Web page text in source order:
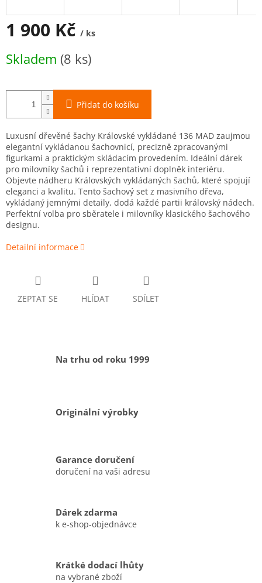
1 900 Kč / ks
cena:
Skladem (8 ks)
Přidat do košíku
Luxusní dřevěné šachy Královské vykládané 136 MAD zaujmou
elegantní vykládanou šachovnicí, precizně zpracovanými
figurkami a praktickým skládacím provedením. Ideální dárek
pro milovníky šachů i reprezentativní doplněk interiéru.
Objevte nádheru Královských vykládaných šachů, které spojují
eleganci a kvalitu. Tento šachový set z masivního dřeva,
vykládaný jemnými detaily, dodá každé partii královský nádech.
Perfektní volba pro sběratele i milovníky klasického šachového
designu.
Detailní informace
ZEPTAT SE HLÍDAT SDÍLET
Na trhu od roku 1999
Originální výrobky
Garance doručení
doručení na vaši adresu
Dárek zdarma
k e-shop-objednávce
Krátké dodací lhůty
na vybrané zboží